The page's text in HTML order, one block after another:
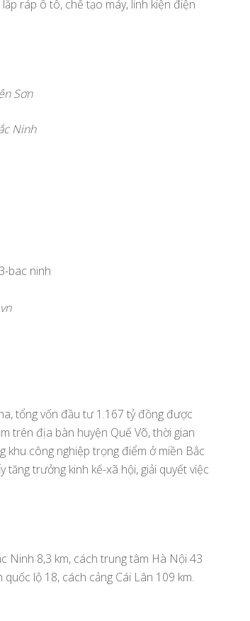
ráp ô tô, chế tạo máy, linh kiện điện
Sơn
Ninh
tổng vốn đầu tư 1.167 tỷ đồng được
trên địa bàn huyện Quế Võ, thời gian
khu công nghiệp trọng điểm ở miền Bắc
trưởng kinh kế-xã hội, giải quyết việc
Ninh 8,3 km, cách trung tâm Hà Nội 43
lộ 18, cách cảng Cái Lân 109 km.